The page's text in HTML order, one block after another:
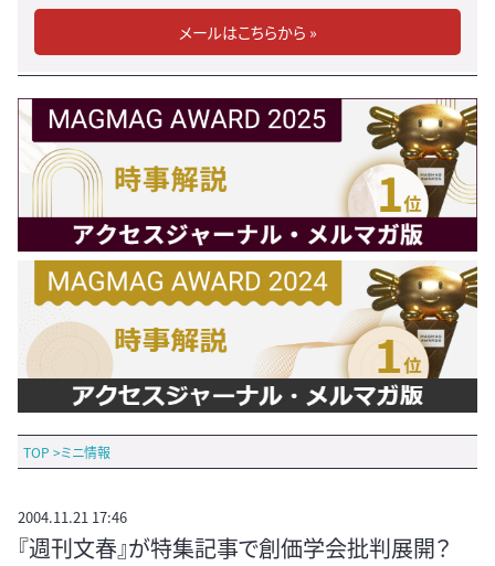
メールはこちらから »
TOP >ミニ情報
2004.11.21 17:46
『週刊文春』が特集記事で創価学会批判展開？